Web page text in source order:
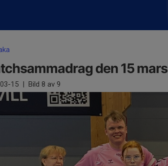
den 15 mars
15 | Bild 8 av 9